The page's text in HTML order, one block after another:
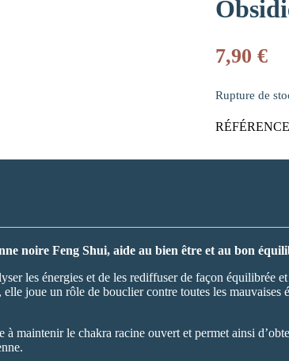
7,90 €
Rupture de
noire Feng Shui, aide au bien être et au bon
les énergies et de les rediffuser de façon équilibrée
joue un rôle de bouclier contre toutes les
maintenir le chakra racine ouvert et permet ainsi